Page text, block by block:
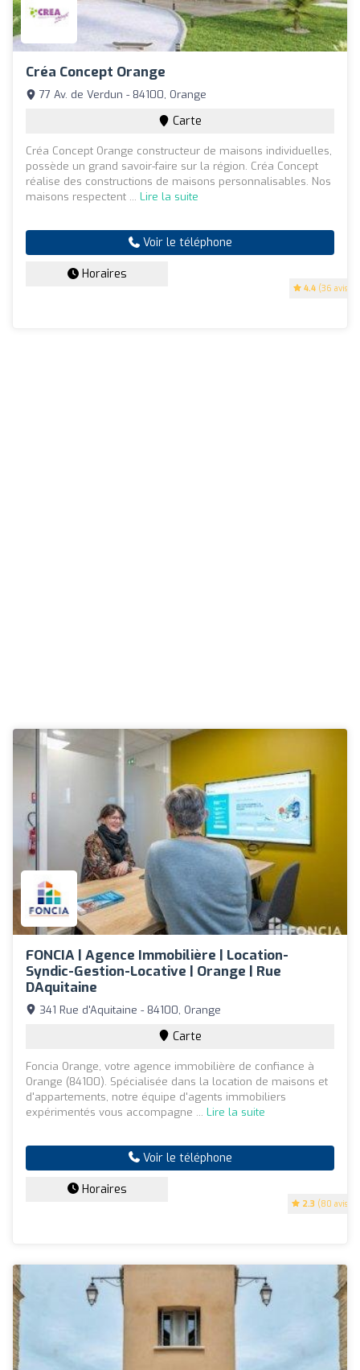
Créa Concept Orange
4.4 (36 avis)
77 Av. de Verdun - 84100, Orange
Carte
Créa Concept Orange constructeur de maisons individuelles,
possède un grand savoir-faire sur la région. Créa Concept
réalise des constructions de maisons personnalisables. Nos
maisons respectent ... Lire la suite
Voir le téléphone
Horaires
FONCIA | Agence Immobilière | Location-
Syndic-Gestion-Locative | Orange | Rue
DAquitaine
2.3 (80 avis)
341 Rue d'Aquitaine - 84100, Orange
Carte
Foncia Orange, votre agence immobilière de confiance à
Orange (84100). Spécialisée dans la location de maisons et
d'appartements, notre équipe d'agents immobiliers
expérimentés vous accompagne ... Lire la suite
Voir le téléphone
Horaires